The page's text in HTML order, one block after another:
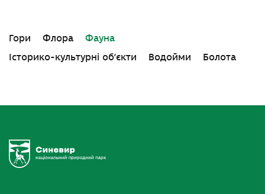
Гори Флора
Фауна
Історико-культурні об’єкти
Водойми Болота